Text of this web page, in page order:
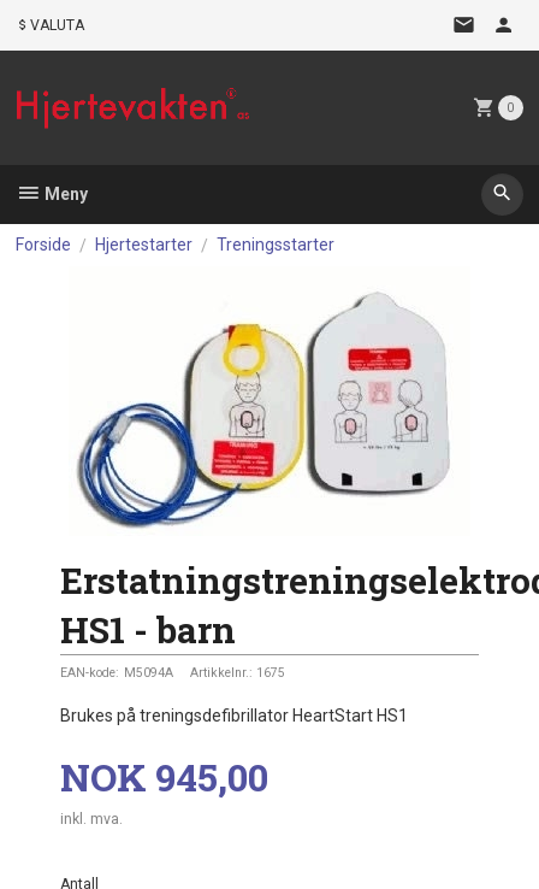
VALUTA
0
Meny
Forside Hjertestarter Treningsstarter
HS1 - barn
EAN-kode: M5094A Artikkelnr.: 1675
Brukes på treningsdefibrillator HeartStart HS1
Pris
NOK 945,00
inkl. mva.
Antall